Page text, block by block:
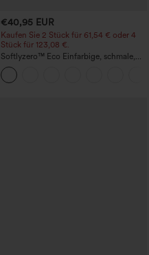
€40,95 EUR
Kaufen Sie 2 Stück für 61,54 € oder 4
Stück für 123,08 €.
Softlyzero™ Eco Einfarbige, schmale,
hoch taillierte Wanderhose mit
mehreren Taschen